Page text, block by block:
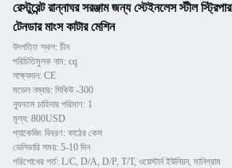
রেস্টুরেন্ট রান্নাঘর সরঞ্জাম জন্য স্টেইনলেস স্টীল
টেনডার মাংস কাটার মেশিন
উৎপত্তি স্থল: চীন
পরিচিতিমুলক নাম: cq
সাক্ষ্যদান: CE
মডেল নম্বার: সিকিউ -300
ন্যূনতম চাহিদার পরিমাণ: 1
মূল্য: 800USD
প্যাকেজিং বিবরণ: কাঠের কেস
ডেলিভারি সময়: 5-10 দিন
পরিশোধের শর্ত: L/C, D/A, D/P, T/T, ওয়েস্টার্ন ইউনিয়ন, মানিগ্রাম